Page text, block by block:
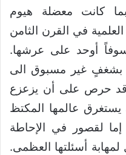
كانت معضلة هيوم
في القرن الثامن
أوحد على عرشها.
بشغفٍ غير مسبوق الى
وقد حرص على أن يزعزع
عالمها المكتظ
إما لقصور في الإحاطة
لمهابة أسئلتها العظمى.